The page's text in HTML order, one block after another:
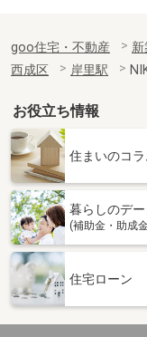
goo住宅・不動産
西成区
岸里駅
お役立ち情報
住まいのコラ
暮らしのデー
(補助金・助成
住宅ローン